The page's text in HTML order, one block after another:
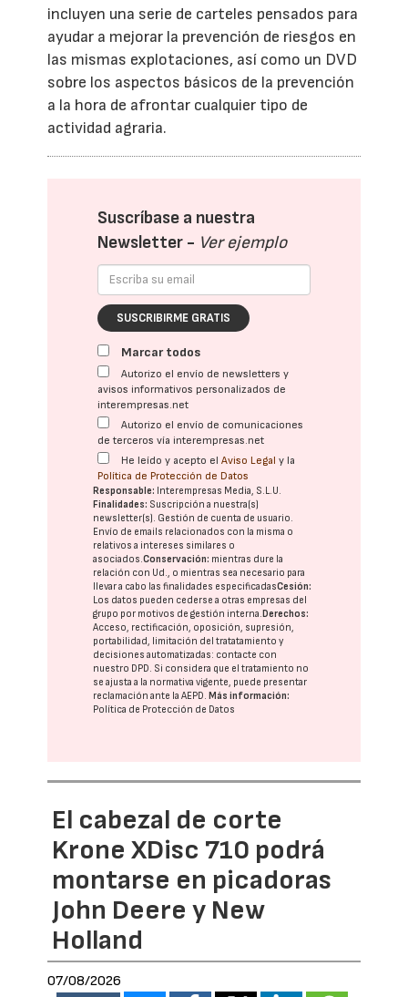
incluyen una serie de carteles pensados para
ayudar a mejorar la prevención de riesgos en
las mismas explotaciones, así como un DVD
sobre los aspectos básicos de la prevención
a la hora de afrontar cualquier tipo de
actividad agraria.
Suscríbase a nuestra
Newsletter - Ver ejemplo
SUSCRIBIRME GRATIS
Marcar todos
Autorizo el envío de newsletters y
avisos informativos personalizados de
interempresas.net
Autorizo el envío de comunicaciones
de terceros vía interempresas.net
He leído y acepto elAviso Legal y la
Política de Protección de Datos
Responsable: Interempresas Media, S.L.U.
Finalidades: Suscripción a nuestra(s)
newsletter(s). Gestión de cuenta de usuario.
Envío de emails relacionados con la misma o
relativos a intereses similares o
asociados.Conservación: mientras dure la
relación con Ud., o mientras sea necesario para
llevar a cabo las finalidades especificadasCesión:
Los datos pueden cederse a otras empresas del
grupo por motivos de gestión interna.Derechos:
Acceso, rectificación, oposición, supresión,
portabilidad, limitación del tratatamiento y
decisiones automatizadas: contacte con
nuestro DPD. Si considera que el tratamiento no
se ajusta a la normativa vigente, puede presentar
reclamación ante laAEPD.Más información:
Política de Protección de Datos
El cabezal de corte
Krone XDisc 710 podrá
montarse en picadoras
John Deere y New
Holland
07/08/2026